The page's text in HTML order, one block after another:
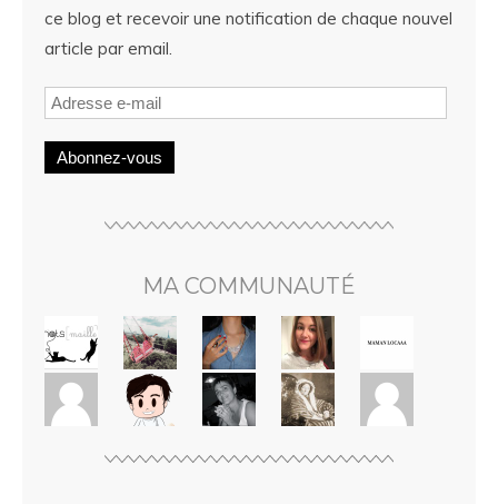
ce blog et recevoir une notification de chaque nouvel
article par email.
Abonnez-vous
MA COMMUNAUTÉ